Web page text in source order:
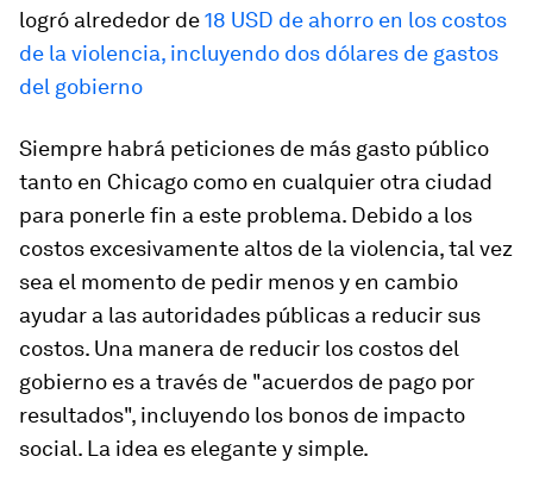
logró alrededor de18 USD de ahorro en los costos
de la violencia, incluyendo dos dólares de gastos
del gobierno
Siempre habrá peticiones de más gasto público
tanto en Chicago como en cualquier otra ciudad
para ponerle fin a este problema. Debido a los
costos excesivamente altos de la violencia, tal vez
sea el momento de pedir menos y en cambio
ayudar a las autoridades públicas a reducir sus
costos. Una manera de reducir los costos del
gobierno es a través de "acuerdos de pago por
resultados", incluyendo los bonos de impacto
social. La idea es elegante y simple.